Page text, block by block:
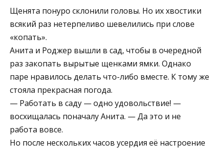
Щенята понуро склонили головы. Но их хвостики
всякий раз нетерпеливо шевелились при слове
«копать».
Анита и Роджер вышли в сад, чтобы в очередной
раз закопать вырытые щенками ямки. Однако
паре нравилось делать что-либо вместе. К тому же
стояла прекрасная погода.
— Работать в саду — одно удовольствие! —
восхищалась поначалу Анита. — Да это и не
работа вовсе.
Но после нескольких часов усердия её настроение